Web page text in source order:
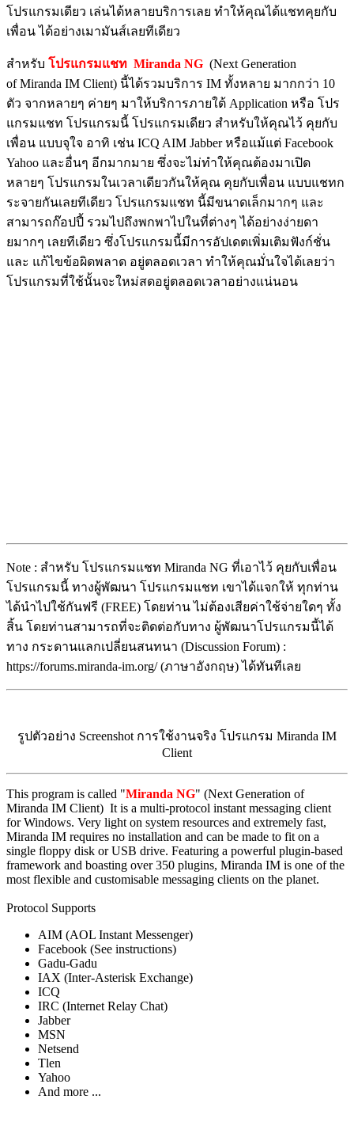
โปรแกรมเดียว เล่นได้หลายบริการเลย ทำให้คุณได้แชทคุยกับ
เพื่อน ได้อย่างเมามันส์เลยทีเดียว
สำหรับ โปรแกรมแชท Miranda NG (Next Generation
of Miranda IM Client) นี้ได้รวมบริการ IM ทั้งหลาย มากกว่า 10
ตัว จากหลายๆ ค่ายๆ มาให้บริการภายใต้ Application หรือ โปร
แกรมแชท โปรแกรมนี้ โปรแกรมเดียว สำหรับให้คุณไว้ คุยกับ
เพื่อน แบบจุใจ อาทิ เช่น ICQ AIM Jabber หรือแม้แต่ Facebook
Yahoo และอื่นๆ อีกมากมาย ซึ่งจะไม่ทำให้คุณต้องมาเปิด
หลายๆ โปรแกรมในเวลาเดียวกันให้คุณ คุยกับเพื่อน แบบแชทก
ระจายกันเลยทีเดียว โปรแกรมแชท นี้มีขนาดเล็กมากๆ และ
สามารถก๊อปปี้ รวมไปถึงพกพาไปในที่ต่างๆ ได้อย่างง่ายดา
ยมากๆ เลยทีเดียว ซึ่งโปรแกรมนี้มีการอัปเดตเพิ่มเติมฟังก์ชั่น
และ แก้ไขข้อผิดพลาด อยู่ตลอดเวลา ทำให้คุณมั่นใจได้เลยว่า
โปรแกรมที่ใช้นั้นจะใหม่สดอยู่ตลอดเวลาอย่างแน่นอน
Note : สำหรับ โปรแกรมแชท Miranda NG ที่เอาไว้ คุยกับเพื่อน
โปรแกรมนี้ ทางผู้พัฒนา โปรแกรมแชท เขาได้แจกให้ ทุกท่าน
ได้นำไปใช้กันฟรี (FREE) โดยท่าน ไม่ต้องเสียค่าใช้จ่ายใดๆ ทั้ง
สิ้น โดยท่านสามารถที่จะติดต่อกับทาง ผู้พัฒนาโปรแกรมนี้ได้
ทาง กระดานแลกเปลี่ยนสนทนา (Discussion Forum) :
https://forums.miranda-im.org/ (ภาษาอังกฤษ) ได้ทันทีเลย
รูปตัวอย่าง Screenshot การใช้งานจริง โปรแกรม Miranda IM
Client
This program is called "Miranda NG" (Next Generation of
Miranda IM Client) It is a multi-protocol instant messaging client
for Windows. Very light on system resources and extremely fast,
Miranda IM requires no installation and can be made to fit on a
single floppy disk or USB drive. Featuring a powerful plugin-based
framework and boasting over 350 plugins, Miranda IM is one of the
most flexible and customisable messaging clients on the planet.
Protocol Supports
AIM (AOL Instant Messenger)
Facebook (See instructions)
Gadu-Gadu
IAX (Inter-Asterisk Exchange)
ICQ
IRC (Internet Relay Chat)
Jabber
MSN
Netsend
Tlen
Yahoo
And more ...